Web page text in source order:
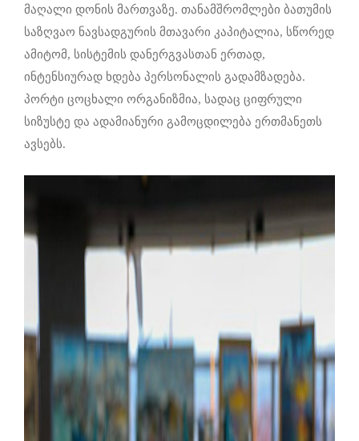
მაღალი დონის მართვაზე. თანამშრომლები ბათუმის
საზღვაო ნავსადგურის მთავარი კაპიტალია, სწორედ
ამიტომ, სისტემის დანერგვასთან ერთად,
ინტენსიურად ხდება პერსონალის გადამზადება.
პორტი ცოცხალი ორგანიზმია, სადაც ციფრული
სიზუსტე და ადამიანური გამოცდილება ერთმანეთს
ავსებს.